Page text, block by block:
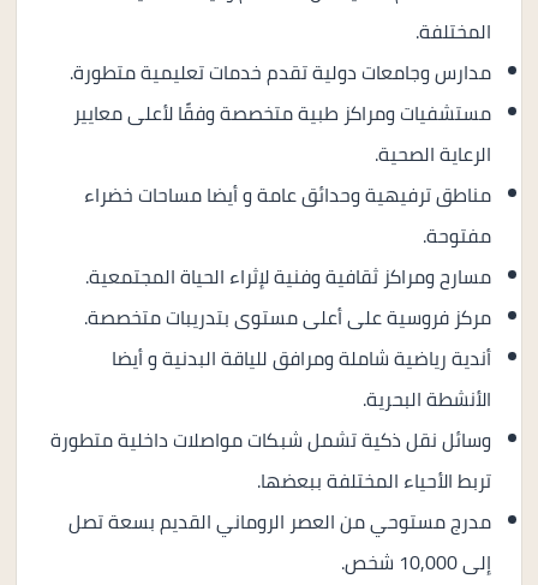
المختلفة.
مدارس وجامعات دولية تقدم خدمات تعليمية متطورة.
مستشفيات ومراكز طبية متخصصة وفقًا لأعلى معايير
الرعاية الصحية.
مناطق ترفيهية وحدائق عامة و أيضا مساحات خضراء
مفتوحة.
مسارح ومراكز ثقافية وفنية لإثراء الحياة المجتمعية.
مركز فروسية على أعلى مستوى بتدريبات متخصصة.
أندية رياضية شاملة ومرافق للياقة البدنية و أيضا
الأنشطة البحرية.
وسائل نقل ذكية تشمل شبكات مواصلات داخلية متطورة
تربط الأحياء المختلفة ببعضها.
مدرج مستوحي من العصر الروماني القديم بسعة تصل
إلى 10,000 شخص.